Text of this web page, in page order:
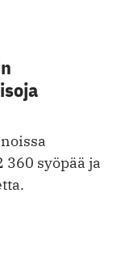
syöpää ja